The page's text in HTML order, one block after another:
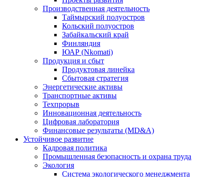
Производственная деятельность
Таймырский полуостров
Кольский полуостров
Забайкальский край
Финляндия
ЮАР (Nkomati)
Продукция и сбыт
Продуктовая линейка
Сбытовая стратегия
Энергетические активы
Транспортные активы
Техпрорыв
Инновационная деятельность
Цифровая лаборатория
Финансовые результаты (MD&A)
Устойчивое развитие
Кадровая политика
Промышленная безопасность и охрана труда
Экология
Система экологического менеджмента